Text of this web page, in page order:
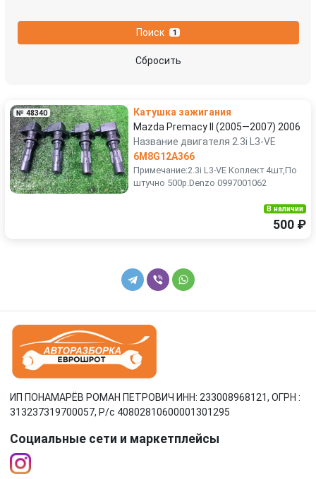
Поиск 1
Сбросить
№ 48340
Катушка зажигания
Mazda Premacy II (2005—2007) 2006
Название двигателя 2.3i L3-VE
6M8G12A366
Примечание:2.3i L3-VE Коплект 4шт,По
штучно 500р.Denzo 0997001062
В наличии
500 ₽
ИП ПОНАМАРЁВ РОМАН ПЕТРОВИЧ ИНН: 233008968121, ОГРН :
313237319700057, Р/c 40802810600001301295
Социальные сети и маркетплейсы